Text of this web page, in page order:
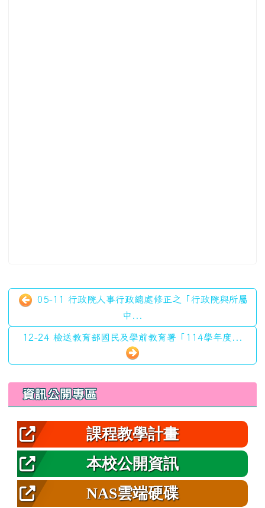
05-11 行政院人事行政總處修正之「行政院與所屬
中...
12-24 檢送教育部國民及學前教育署「114學年度...
左邊區域內容
資訊公開專區
課程教學計畫
本校公開資訊
NAS雲端硬碟